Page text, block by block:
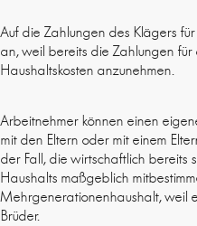
Auf die Zahlungen des Klägers
an, weil bereits die Zahlungen
Haushaltskosten anzunehmen.
Arbeitnehmer können einen
mit den Eltern oder mit einem
der Fall, die wirtschaftlich bereits
Haushalts maßgeblich
Mehrgenerationenhaushalt, weil
Brüder.